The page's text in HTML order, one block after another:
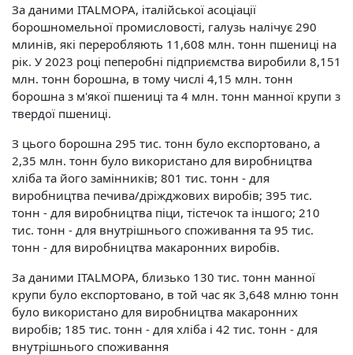
За даними ITALMOPA, італійської асоціації
борошномельної промисловості, галузь налічує 290
млинів, які переробляють 11,608 млн. тонн пшениці на
рік. У 2023 році пеперобні підприємства виробили 8,151
млн. тонн борошна, в тому числі 4,15 млн. тонн
борошна з м'якої пшениці та 4 млн. тонн манної крупи з
твердої пшениці.
З цього борошна 295 тис. тонн було експортовано, а
2,35 млн. тонн було використано для виробництва
хліба та його замінників; 801 тис. тонн - для
виробництва печива/дріжджових виробів; 395 тис.
тонн - для виробництва піци, тістечок та іншого; 210
тис. тонн - для внутрішнього споживання та 95 тис.
тонн - для виробництва макаронних виробів.
За даними ITALMOPA, близько 130 тис. тонн манної
крупи було експортовано, в той час як 3,648 млню тонн
було використано для виробництва макаронних
виробів; 185 тис. тонн - для хліба і 42 тис. тонн - для
внутрішнього споживання